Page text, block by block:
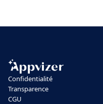
Confidentialité
Transparence
CGU